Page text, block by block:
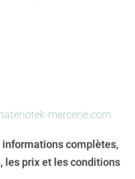
mercerie.com
complètes,
les prix et les conditions